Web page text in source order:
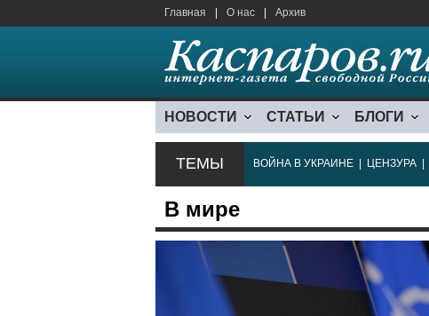
Главная О нас Архив
НОВОСТИ СТАТЬИ БЛОГИ
ТЕМЫ ВОЙНА В УКРАИНЕ ЦЕНЗУРА
В мире